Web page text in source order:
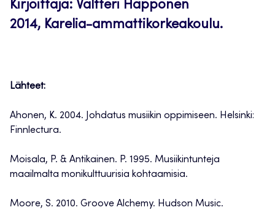
Kirjoittaja: Valtteri Happonen
2014, Karelia-ammattikorkeakoulu.
Lähteet:
Ahonen, K. 2004. Johdatus musiikin oppimiseen. Helsinki:
Finnlectura.
Moisala, P. & Antikainen. P. 1995. Musiikintunteja
maailmalta monikulttuurisia kohtaamisia.
Moore, S. 2010. Groove Alchemy. Hudson Music.